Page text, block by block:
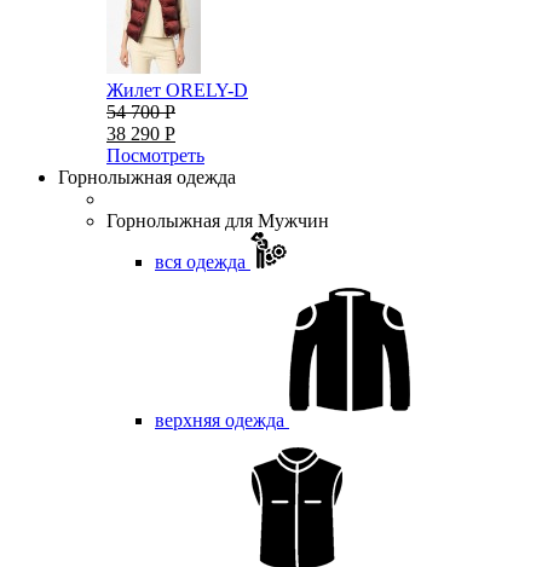
Жилет ORELY-D
54 700 Р
38 290 Р
Посмотреть
Горнолыжная одежда
Горнолыжная для Мужчин
вся одежда
верхняя одежда